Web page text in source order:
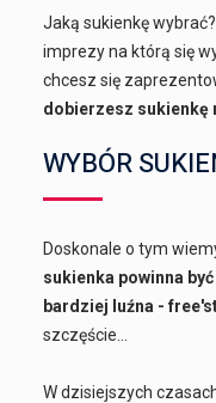
Jaką sukienkę
imprezy na którą się
chcesz się
dobierzesz sukienkę
WYBÓR
Doskonale o tym
sukienka powinna być
bardziej luźna -
szczęście...
W dzisiejszych